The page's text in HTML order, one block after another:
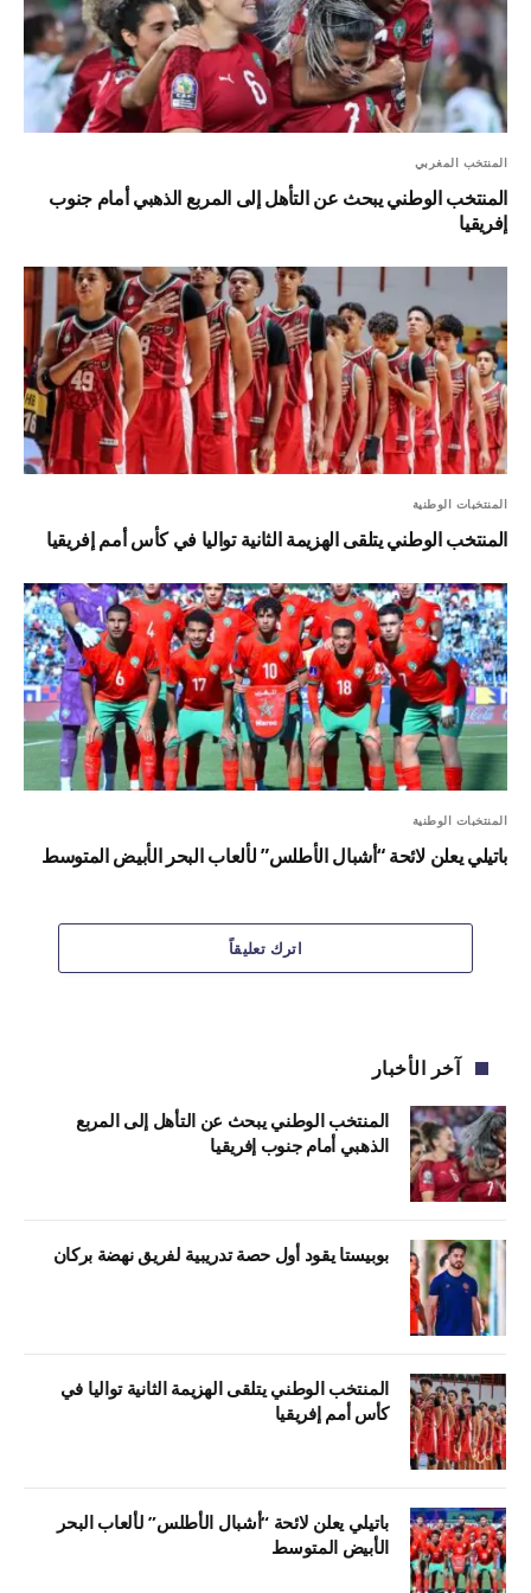
المنتخب المغربي
المنتخب الوطني يبحث عن التأهل إلى المربع الذهبي أمام جنوب
إفريقيا
المنتخبات الوطنية
المنتخب الوطني يتلقى الهزيمة الثانية تواليا في كأس أمم إفريقيا
المنتخبات الوطنية
باتيلي يعلن لائحة “أشبال الأطلس” لألعاب البحر الأبيض المتوسط
اترك تعليقاً
آخر الأخبار
المنتخب الوطني يبحث عن التأهل إلى المربع
الذهبي أمام جنوب إفريقيا
بوبيستا يقود أول حصة تدريبية لفريق نهضة بركان
المنتخب الوطني يتلقى الهزيمة الثانية تواليا في
كأس أمم إفريقيا
باتيلي يعلن لائحة “أشبال الأطلس” لألعاب البحر
الأبيض المتوسط